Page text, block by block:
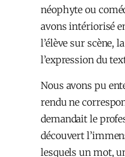
néophyte ou
avons intériorisé
l’élève sur scène,
l’expression du
Nous avons pu
rendu ne
demandait le
découvert
lesquels un mot,